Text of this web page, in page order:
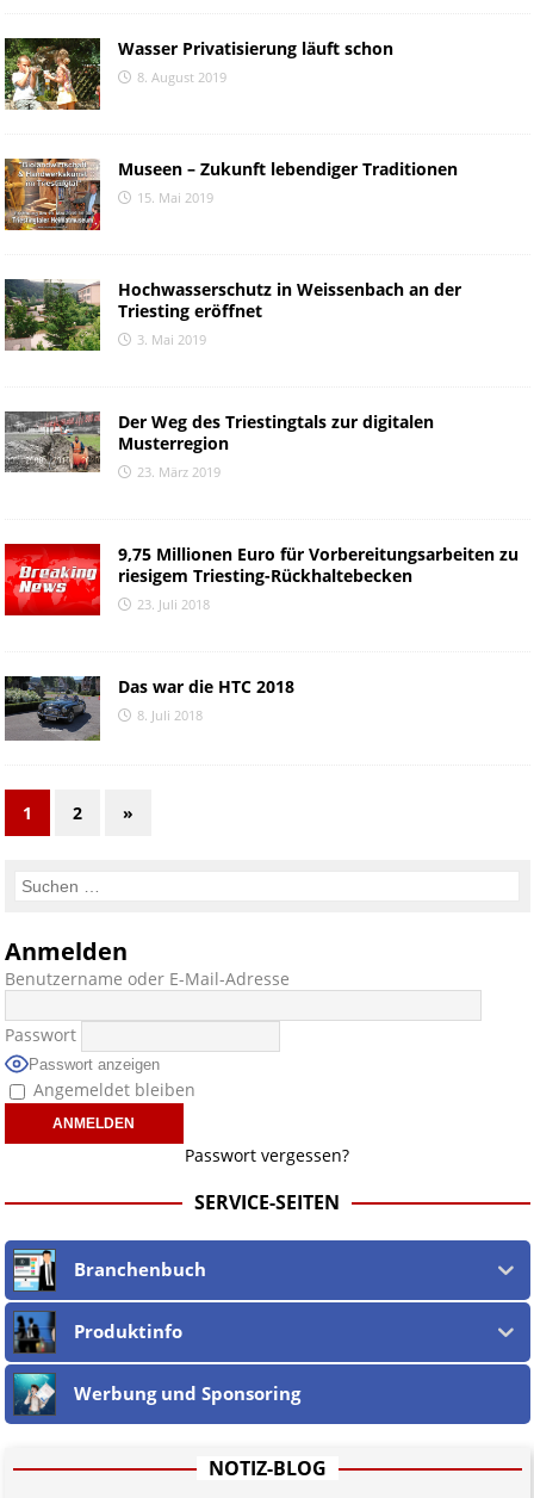
Wasser Privatisierung läuft schon
8. August 2019
Museen – Zukunft lebendiger Traditionen
15. Mai 2019
Hochwasserschutz in Weissenbach an der
Triesting eröffnet
3. Mai 2019
Der Weg des Triestingtals zur digitalen
Musterregion
23. März 2019
9,75 Millionen Euro für Vorbereitungsarbeiten zu
riesigem Triesting-Rückhaltebecken
23. Juli 2018
Das war die HTC 2018
8. Juli 2018
1 2 »
Anmelden
Benutzername oder E-Mail-Adresse
Passwort
Passwort anzeigen
Angemeldet bleiben
Passwort vergessen?
SERVICE-SEITEN
Branchenbuch
Produktinfo
Werbung und Sponsoring
NOTIZ-BLOG